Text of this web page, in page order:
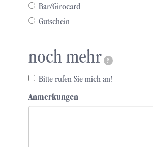
Bar/Girocard
Gutschein
noch mehr ?
Bitte rufen Sie mich an!
Anmerkungen